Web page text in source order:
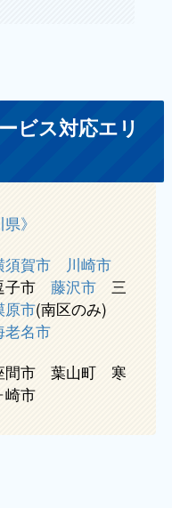
ビス対応エリ
》
須賀市
川崎市
市 藤沢市三
原市(南区のみ)
老名市
間市 葉山町 寒
市